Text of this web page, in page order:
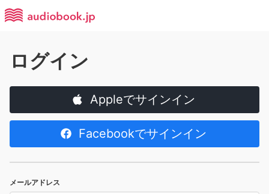
ログイン
Appleでサインイン
Facebookでサインイン
メールアドレス